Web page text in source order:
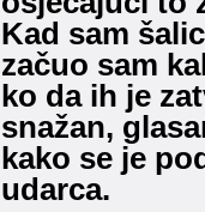
Kad sam
začuo sam
ko da ih je
snažan,
kako se je
udarca.